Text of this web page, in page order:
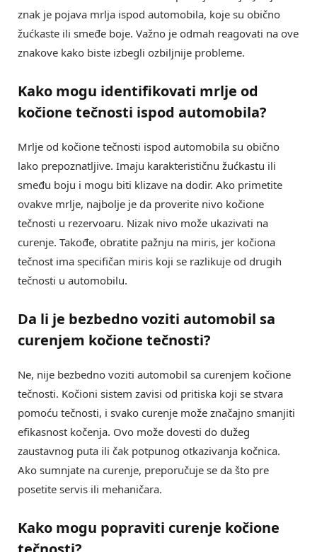
znak je pojava mrlja ispod automobila, koje su obično
žućkaste ili smeđe boje. Važno je odmah reagovati na ove
znakove kako biste izbegli ozbiljnije probleme.
Kako mogu identifikovati mrlje od
kočione tečnosti ispod automobila?
Mrlje od kočione tečnosti ispod automobila su obično
lako prepoznatljive. Imaju karakterističnu žućkastu ili
smeđu boju i mogu biti klizave na dodir. Ako primetite
ovakve mrlje, najbolje je da proverite nivo kočione
tečnosti u rezervoaru. Nizak nivo može ukazivati na
curenje. Takođe, obratite pažnju na miris, jer kočiona
tečnost ima specifičan miris koji se razlikuje od drugih
tečnosti u automobilu.
Da li je bezbedno voziti automobil sa
curenjem kočione tečnosti?
Ne, nije bezbedno voziti automobil sa curenjem kočione
tečnosti. Kočioni sistem zavisi od pritiska koji se stvara
pomoću tečnosti, i svako curenje može značajno smanjiti
efikasnost kočenja. Ovo može dovesti do dužeg
zaustavnog puta ili čak potpunog otkazivanja kočnica.
Ako sumnjate na curenje, preporučuje se da što pre
posetite servis ili mehaničara.
Kako mogu popraviti curenje kočione